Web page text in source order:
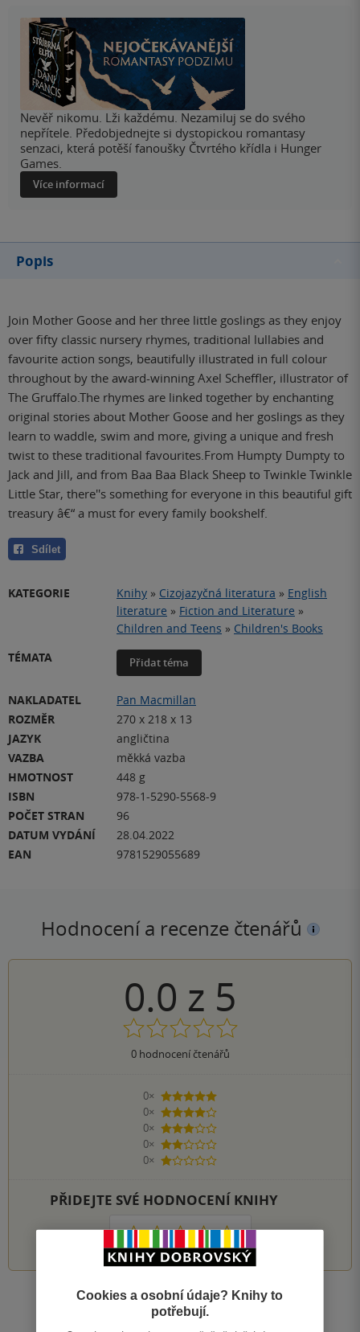
Nevěř nikomu. Lži každému. Nezamiluj se do svého
nepřítele. Předobjednejte si dystopickou romantasy
senzaci, která potěší fanoušky Čtvrtého křídla i Hunger
Games.
Více informací
Popis
Join Mother Goose and her three little goslings as they enjoy
over fifty classic nursery rhymes, traditional lullabies and
favourite action songs, beautifully illustrated in full colour
throughout by the award-winning Axel Scheffler, illustrator of
The Gruffalo.The rhymes are linked together by enchanting
original stories about Mother Goose and her goslings as they
learn to waddle, swim and more, giving a unique and fresh
twist to these traditional favourites.From Humpty Dumpty to
Jack and Jill, and from Baa Baa Black Sheep to Twinkle Twinkle
Little Star, there''s something for everyone in this beautiful gift
treasury â€“ a must for every family bookshelf.
Sdílet
KATEGORIE Knihy » Cizojazyčná literatura » English
literature » Fiction and Literature »
Children and Teens » Children's Books
TÉMATA
Přidat téma
NAKLADATEL
Pan Macmillan
ROZMĚR
270 x 218 x 13
JAZYK
angličtina
VAZBA
měkká vazba
HMOTNOST
448 g
ISBN
978-1-5290-5568-9
POČET STRAN
96
DATUM VYDÁNÍ
28.04.2022
EAN
9781529055689
Hodnocení a recenze čtenářů
0.0 z 5
0hodnocení čtenářů
0×
5 hvězdiček
0×
4 hvězdičky
0×
3 hvězdičky
0×
2 hvězdičky
0×
1 hvezdička
PŘIDEJTE SVÉ HODNOCENÍ KNIHY
1 2 3 4 5
Zobrazit všechna hodnocení
Cookies a osobní údaje? Knihy to
potřebují.